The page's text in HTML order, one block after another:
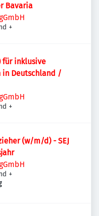
Bavaria
+
für inklusive
in Deutschland /
+
(w/m/d) - SEJ
+